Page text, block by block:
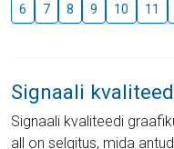
6 7 8 9 10 11
Signaali
Signaali kvaliteedi
all on selgitus, mida